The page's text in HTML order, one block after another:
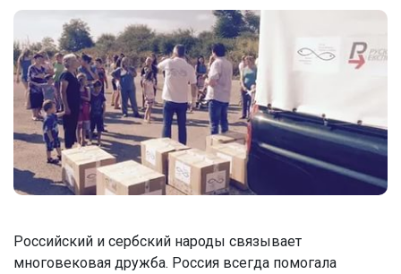
Российский и сербский народы связывает
многовековая дружба. Россия всегда помогала